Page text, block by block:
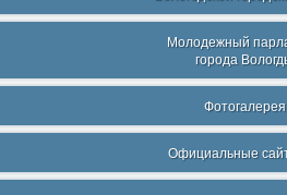
Молодежный
города
Фотогалерея
Официальные